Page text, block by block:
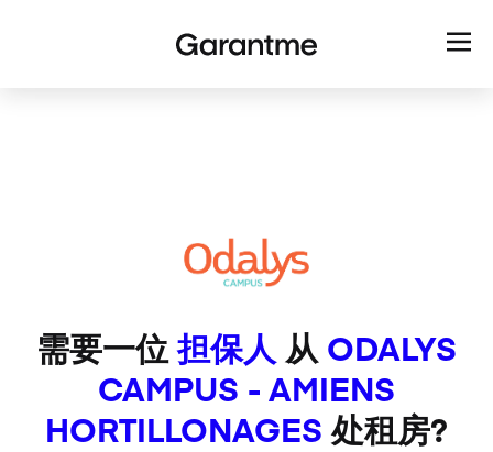
需要一位担保人 从 ODALYS
CAMPUS - AMIENS
HORTILLONAGES 处租房?